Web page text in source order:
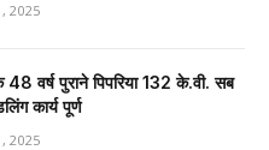
2025
48 वर्ष पुराने पिपरिया 132 के.वी. सब
कार्य पूर्ण
2025